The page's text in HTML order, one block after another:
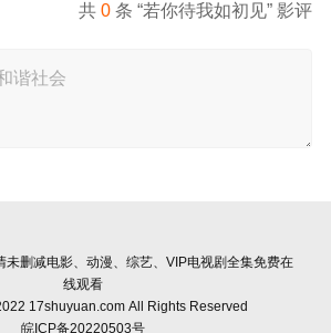
共0 条 “若你待我如初见” 影评
未删减电影、动漫、综艺、VIP电视剧全集免费在
线观看
17shuyuan.com All Rights Reserved
皖ICP备20220503号